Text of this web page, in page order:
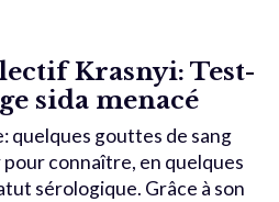
Krasnyi: Test-
sida menacé
quelques gouttes de sang
connaître, en quelques
sérologique. Grâce à son